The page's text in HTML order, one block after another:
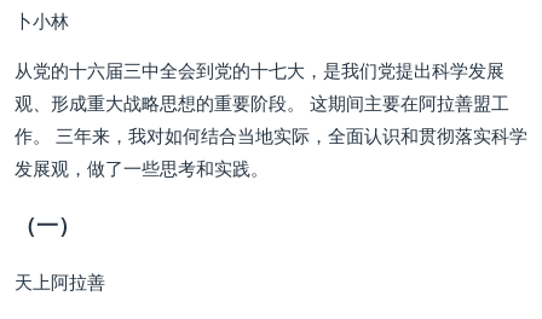
卜小林
从党的十六届三中全会到党的十七大，是我们党提出科学发展
观、形成重大战略思想的重要阶段。 这期间主要在阿拉善盟工
作。 三年来，我对如何结合当地实际，全面认识和贯彻落实科学
发展观，做了一些思考和实践。
（一）
天上阿拉善